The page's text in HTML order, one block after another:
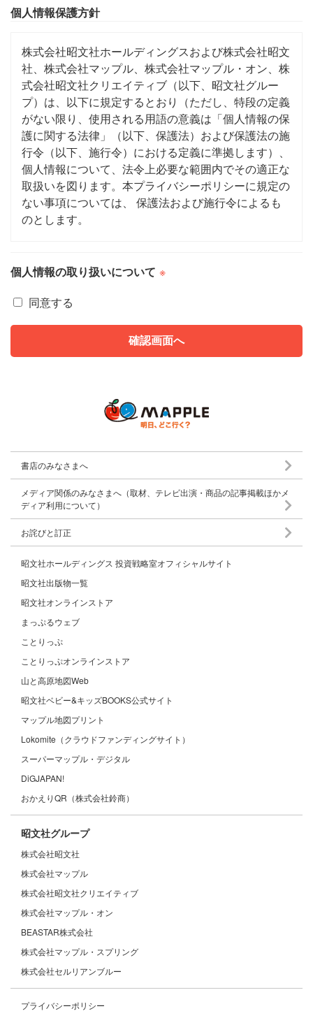
個人情報保護方針
株式会社昭文社ホールディングスおよび株式会社昭文
社、株式会社マップル、株式会社マップル・オン、株
式会社昭文社クリエイティブ（以下、昭文社グルー
プ）は、以下に規定するとおり（ただし、特段の定義
がない限り、使用される用語の意義は「個人情報の保
護に関する法律」（以下、保護法）および保護法の施
行令（以下、施行令）における定義に準拠します）、
個人情報について、法令上必要な範囲内でその適正な
取扱いを図ります。本プライバシーポリシーに規定の
ない事項については、 保護法および施行令によるも
のとします。
なお昭文社グループは、個人情報とはならない情報
（ご利用者全体の傾向を示すような統計情報など）に
ついて、昭文社グループ、 昭文社グループと機密保
持契約を締結した協力会社、広告主、プレゼント提供
者などに対して、昭文社グループの業務内容を説明す
るため、 その他昭文社グループが適切と判断する目
昭文社グループは、個人情報を取り扱うに当たり、そ
の利用目的を以下の(1)〜(7)のとおり特定し、本WEB
サイトに掲示する方法により公表します。
供するため
ご注文またはご応募いただいた商品などを送付するた
め
昭文社グループの商品・サービスなどを改良するため
に、アンケートにご協力いただいた方の統計データを
作成するため
サービスの提供や商品の送付などを行う上で必要な情
昭文社グループがおすすめする商品・サービスなどの
ご案内を送信・送付するため
キャンペーン等に応募された方の重複当選を確認する
ため
住宅地図データの製作・改訂・複製・頒布にあたって
その表示構成要素として用いるため
商品の発送元となる店やメーカーなどに商品送付を目
個人情報の取り扱いについて ※
同意する
書店のみなさまへ
メディア関係のみなさまへ（取材、テレビ出演・商品の記事掲載ほかメ
ディア利用について）
お詫びと訂正
昭文社ホールディングス 投資戦略室オフィシャルサイト
昭文社出版物一覧
昭文社オンラインストア
まっぷるウェブ
ことりっぷ
ことりっぷオンラインストア
山と高原地図Web
昭文社ベビー&キッズBOOKS公式サイト
マップル地図プリント
Lokomite（クラウドファンディングサイト）
スーパーマップル・デジタル
DiGJAPAN!
おかえりQR（株式会社鈴商）
昭文社グループ
株式会社昭文社
株式会社マップル
株式会社昭文社クリエイティブ
株式会社マップル・オン
BEASTAR株式会社
株式会社マップル・スプリング
株式会社セルリアンブルー
プライバシーポリシー